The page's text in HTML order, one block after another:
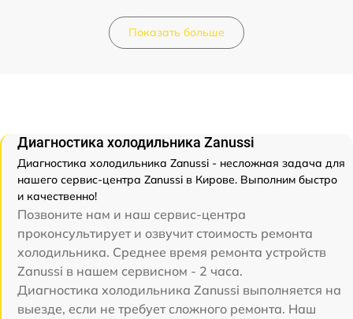
Показать больше
Диагностика холодильника Zanussi
Диагностика холодильника Zanussi - несложная задача для
нашего сервис-центра Zanussi в Кирове. Выполним быстро
и качественно!
Позвоните нам и наш сервис-центра
проконсультирует и озвучит стоимость ремонта
холодильника. Среднее время ремонта устройств
Zanussi в нашем сервисном - 2 часа.
Диагностика холодильника Zanussi выполняется на
выезде, если не требует сложного ремонта. Наш